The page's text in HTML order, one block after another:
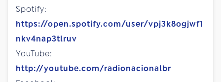
Spotify:
https://open.spotify.com/user/vpj3k8ogjwf1
nkv4nap3tlruv
YouTube:
http://youtube.com/radionacionalbr